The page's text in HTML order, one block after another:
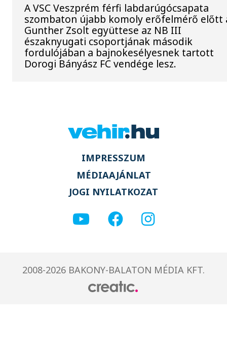
A VSC Veszprém férfi labdarúgócsapata
szombaton újabb komoly erőfelmérő előtt
Gunther Zsolt együttese az NB III
északnyugati csoportjának második
fordulójában a bajnokesélyesnek tartott
Dorogi Bányász FC vendége lesz.
IMPRESSZUM
MÉDIAAJÁNLAT
JOGI NYILATKOZAT
2008-2026 BAKONY-BALATON MÉDIA KFT.